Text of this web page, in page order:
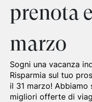
prenota
marzo
Sogni una vacanza
Risparmia sul tuo
il 31 marzo!
migliori offerte di